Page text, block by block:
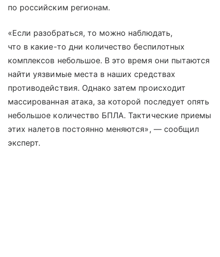
по российским регионам.
«Если разобраться, то можно наблюдать,
что в какие-то дни количество беспилотных
комплексов небольшое. В это время они пытаются
найти уязвимые места в наших средствах
противодействия. Однако затем происходит
массированная атака, за которой последует опять
небольшое количество БПЛА. Тактические приемы
этих налетов постоянно меняются», — сообщил
эксперт.